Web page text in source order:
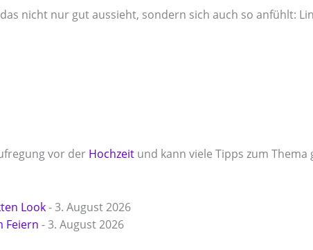
nicht nur gut aussieht, sondern sich auch so anfühlt:
vor der Hochzeit und kann viele Tipps zum Thema
Look- 3. August 2026
Feiern - 3. August 2026